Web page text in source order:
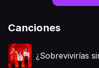
Canciones
¿Sobrevivirías